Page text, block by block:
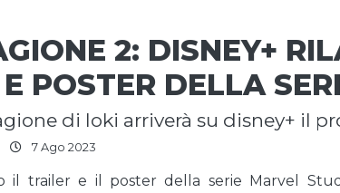
2: DISNEY+
POSTER DELLA
di loki arriverà su disney+ il
7 Ago 2023
il trailer e il poster della serie Marvel